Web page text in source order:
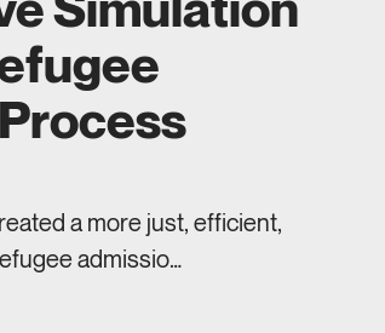
a more just, efficient,
admissio…